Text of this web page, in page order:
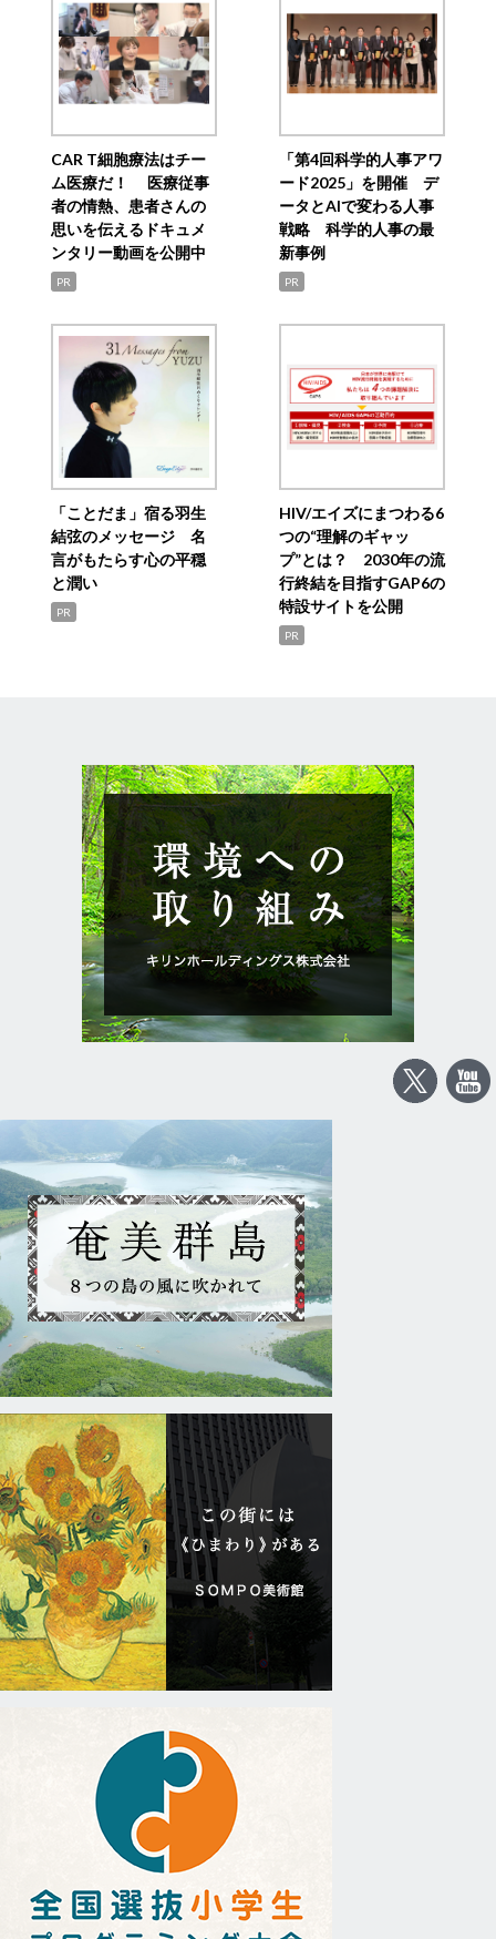
CAR T細胞療法はチー
ム医療だ！ 医療従事
者の情熱、患者さんの
思いを伝えるドキュメ
ンタリー動画を公開中
PR
「第4回科学的人事アワ
ード2025」を開催 デ
ータとAIで変わる人事
戦略 科学的人事の最
新事例
PR
「ことだま」宿る羽生
結弦のメッセージ 名
言がもたらす心の平穏
と潤い
PR
HIV/エイズにまつわる6
つの“理解のギャッ
プ”とは？ 2030年の流
行終結を目指すGAP6の
特設サイトを公開
PR